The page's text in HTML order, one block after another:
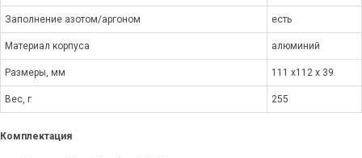
Заполнение азотом/аргоном есть
Материал корпуса алюминий
Размеры, мм 111 x112 x 39
Вес, г 255
Комплектация